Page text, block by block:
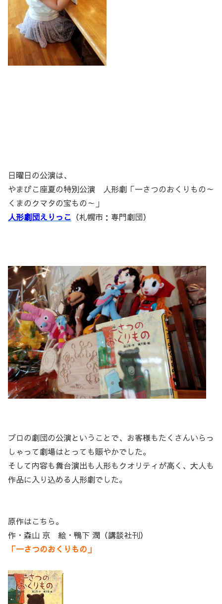
日曜日の公演は、
やまびこ座夏の特別公演 人形劇「一さつのおくりもの～
くまのクマタの宝もの～」
人形劇団えりっこ （札幌市：専門劇団）
プロの劇団の公演ということで、お客様もたくさんいらっ
しゃって劇場はとっても賑やかでした。
そして内容も舞台演出も人形もクオリティが高く、大人も
作品に入り込める人形劇でした。
原作はこちら。
作・森山 京 絵・鴨下 潤（講談社刊）
「一さつのおくりもの」